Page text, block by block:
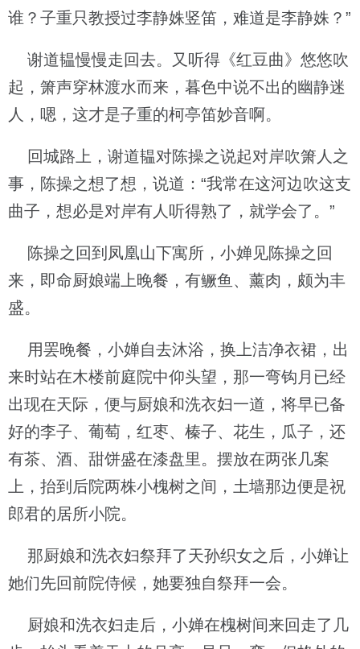
谁？子重只教授过李静姝竖笛，难道是李静姝？”
谢道韫慢慢走回去。又听得《红豆曲》悠悠吹
起，箫声穿林渡水而来，暮色中说不出的幽静迷
人，嗯，这才是子重的柯亭笛妙音啊。
回城路上，谢道韫对陈操之说起对岸吹箫人之
事，陈操之想了想，说道：“我常在这河边吹这支
曲子，想必是对岸有人听得熟了，就学会了。”
陈操之回到凤凰山下寓所，小婵见陈操之回
来，即命厨娘端上晚餐，有鳜鱼、薰肉，颇为丰
盛。
用罢晚餐，小婵自去沐浴，换上洁净衣裙，出
来时站在木楼前庭院中仰头望，那一弯钩月已经
出现在天际，便与厨娘和洗衣妇一道，将早已备
好的李子、葡萄，红枣、榛子、花生，瓜子，还
有茶、酒、甜饼盛在漆盘里。摆放在两张几案
上，抬到后院两株小槐树之间，土墙那边便是祝
郎君的居所小院。
那厨娘和洗衣妇祭拜了天孙织女之后，小婵让
她们先回前院侍候，她要独自祭拜一会。
厨娘和洗衣妇走后，小婵在槐树间来回走了几